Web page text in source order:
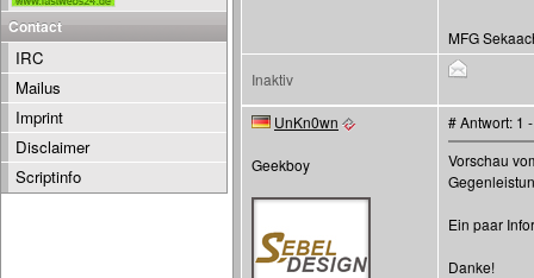
MFG
Inaktiv
UnKn0wn
Geekboy
# Antwort: 1
Vorschau
Ein paar
Danke!
Contact
IRC
Mailus
Imprint
Disclaimer
Scriptinfo